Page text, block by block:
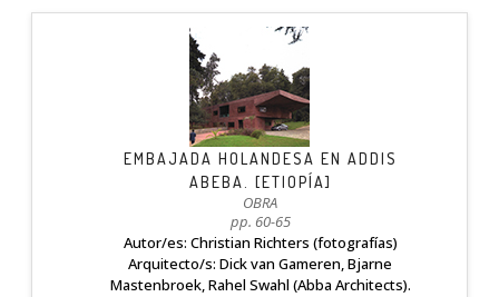
EMBAJADA HOLANDESA EN ADDIS
ABEBA. [ETIOPÍA]
OBRA
pp. 60-65
Autor/es: Christian Richters (fotografías)
Arquitecto/s: Dick van Gameren, Bjarne
Mastenbroek, Rahel Swahl (Abba Architects).